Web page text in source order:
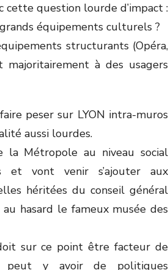
cette question lourde d’impact :
équipements culturels ?
structurants (Opéra,
majoritairement à des usagers
peser sur LYON intra-muros
aussi lourdes.
la Métropole au niveau social
et vont venir s’ajouter aux
héritées du conseil général
hasard le fameux musée des
sur ce point être facteur de
peut y avoir de politiques